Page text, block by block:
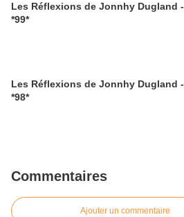
Les Réflexions de Jonnhy Dugland -
*99*
Les Réflexions de Jonnhy Dugland -
*98*
Commentaires
Ajouter un commentaire